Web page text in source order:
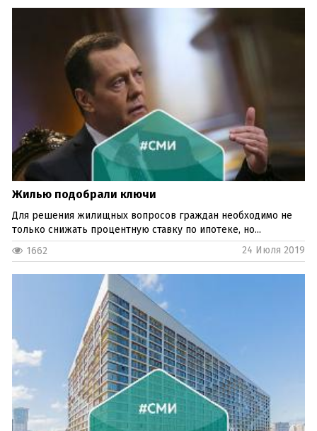
Жилью подобрали ключи
Для решения жилищных вопросов граждан необходимо не
только снижать процентную ставку по ипотеке, но...
1662
24 Июля 2019